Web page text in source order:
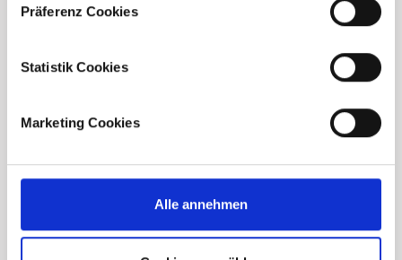
Präferenz Cookies
Statistik Cookies
Marketing Cookies
Alle annehmen
Find the project brochure and the construction
and equipment description here. Download your
desired documents or conveniently send them to
Brochure
equipment description -